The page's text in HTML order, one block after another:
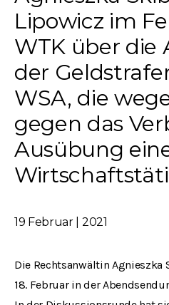
Lipowicz im
WTK über die
der
WSA, die
gegen das
Ausübung
19 Februar | 2021
Die Rechtsanwältin
18. Februar in der